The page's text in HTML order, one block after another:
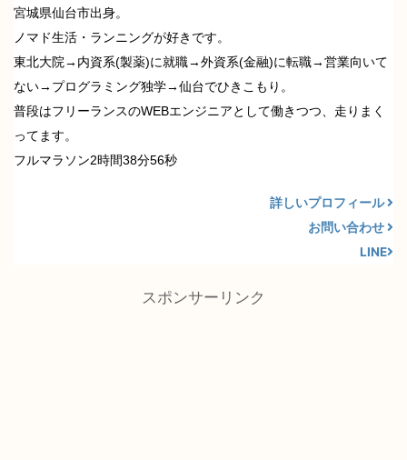
宮城県仙台市出身。
ノマド生活・ランニングが好きです。
東北大院→内資系(製薬)に就職→外資系(金融)に転職→営業向いて
ない→プログラミング独学→仙台でひきこもり。
普段はフリーランスのWEBエンジニアとして働きつつ、走りまく
ってます。
フルマラソン2時間38分56秒
詳しいプロフィール
お問い合わせ
LINE
スポンサーリンク